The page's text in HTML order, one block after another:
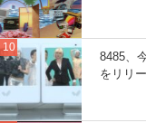
8485、
をリリ